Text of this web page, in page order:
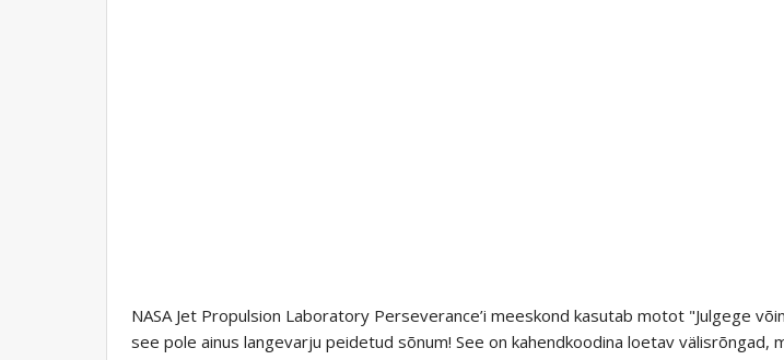
NASA Jet Propulsion Laboratory Perseverance’i meeskond kasutab motot "Julgege
see pole ainus langevarju peidetud sõnum! See on kahendkoodina loetav välisrõngad,